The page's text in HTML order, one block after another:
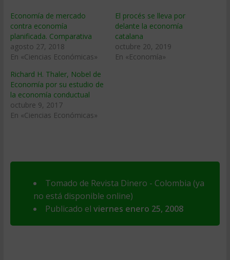
Economía de mercado
contra economía
planificada. Comparativa
agosto 27, 2018
En «Ciencias Económicas»
El procés se lleva por
delante la economía
catalana
octubre 20, 2019
En «Economía»
Richard H. Thaler, Nobel de
Economía por su estudio de
la economía conductual
octubre 9, 2017
En «Ciencias Económicas»
Tomado de Revista Dinero - Colombia (ya
no está disponible online)
Publicado el viernes enero 25, 2008